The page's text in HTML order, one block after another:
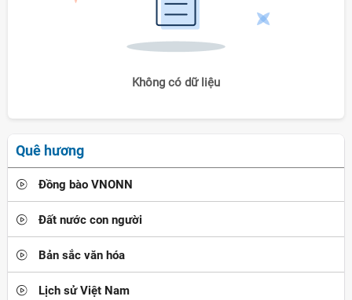
Không có dữ liệu
Quê hương
Đồng bào VNONN
Đất nước con người
Bản sắc văn hóa
Lịch sử Việt Nam